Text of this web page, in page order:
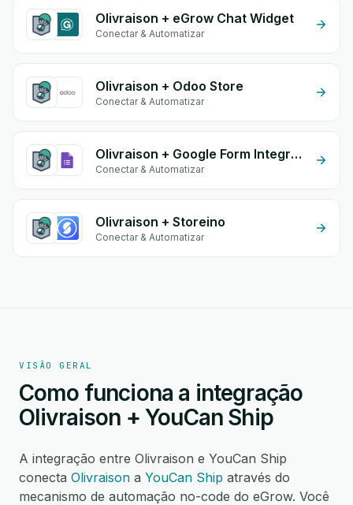
Olivraison + eGrow Chat Widget
Conectar & Automatizar
Olivraison + Odoo Store
Conectar & Automatizar
Olivraison + Google Form Integration
Conectar & Automatizar
Olivraison + Storeino
Conectar & Automatizar
VISÃO GERAL
Como funciona a integração
Olivraison + YouCan Ship
A integração entre Olivraison e YouCan Ship
conecta Olivraison a YouCan Ship através do
mecanismo de automação no-code do eGrow. Você